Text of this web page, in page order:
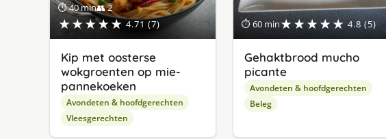
⏱ 40 min👥 2
★★★★★ 4.71 (7)
Kip met oosterse
wokgroenten op mie-
pannekoeken
Avondeten & hoofdgerechten
Vleesgerechten
⏱ 60 min★★★★★ 4.8 (5)
Gehaktbrood mucho
picante
Avondeten & hoofdgerechten
Beleg